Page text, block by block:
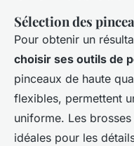
Sélection des
Pour obtenir un
choisir ses outils de
pinceaux de haute
flexibles, permettent
uniforme. Les
idéales pour les